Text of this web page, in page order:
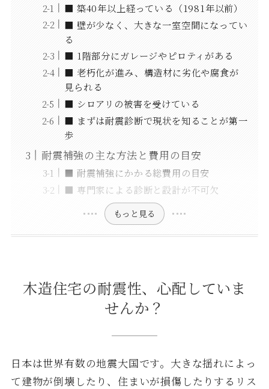
■ 築40年以上経っている（1981年以前）
■ 壁が少なく、大きな一室空間になってい
る
■ 1階部分にガレージやピロティがある
■ 老朽化が進み、構造材に劣化や腐食が
見られる
■ シロアリの被害を受けている
■ まずは耐震診断で現状を知ることが第一
歩
耐震補強の主な方法と費用の目安
■ 耐震補強にかかる総費用の目安
■ 専門家による診断と設計が不可欠
もっと見る
木造住宅の耐震性、心配していま
せんか？
日本は世界有数の地震大国です。大きな揺れによっ
て建物が倒壊したり、住まいが損傷したりするリス